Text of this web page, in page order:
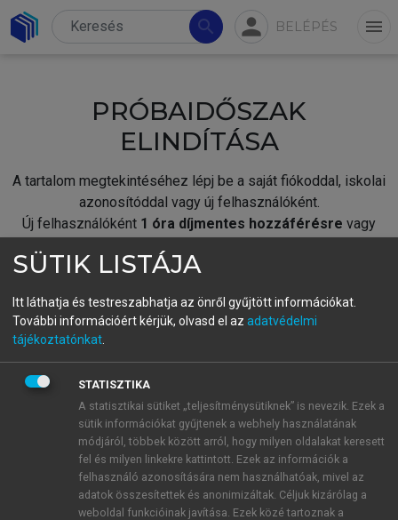
search person BELÉPÉS menu
PRÓBAIDŐSZAK
ELINDÍTÁSA
A tartalom megtekintéséhez lépj be a saját fiókoddal, iskolai
azonosítóddal vagy új felhasználóként.
Új felhasználóként 1 óra díjmentes hozzáférésre vagy
fiókoddal,vagy hozz létre új fiókot.
A regisztráció után apróbaidőszakautomatikusan
BELÉPÉS SAJÁT FIÓKKAL
ÚJ FIÓK LÉTREHOZÁSA
1 óra díjmentes hozzáférés
E-MAIL-CÍM
SÜTIK LISTÁJA
Itt láthatja és testreszabhatja az önről gyűjtött információkat.
További információért kérjük, olvasd el az adatvédelmi
tájékoztatónkat
STATISZTIKA
A statisztikai sütiket „teljesítménysütiknek” is nevezik. Ezek a
sütik információkat gyűjtenek a webhely használatának
módjáról, többek között arról, hogy milyen oldalakat keresett
fel és milyen linkekre kattintott. Ezek az információk a
felhasználó azonosítására nem használhatóak, mivel az
adatok összesítettek és anonimizáltak. Céljuk kizárólag a
weboldal funkcióinak javítása. Ezek közé tartoznak a